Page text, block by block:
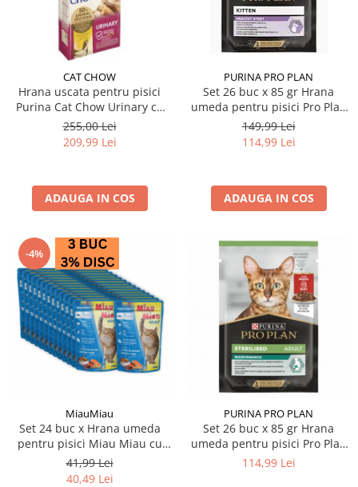
CAT CHOW
Hrana uscata pentru pisici
Purina Cat Chow Urinary cu
pui 15 kg
255,00 Lei
209,99 Lei
ADAUGA IN COS
PURINA PRO PLAN
Set 26 buc x 85 gr Hrana
umeda pentru pisici Pro Plan
Kitten cu curcan
149,99 Lei
114,99 Lei
ADAUGA IN COS
-4%
MiauMiau
Set 24 buc x Hrana umeda
pentru pisici Miau Miau cu
somon in sos 100 gr
41,99 Lei
40,49 Lei
PURINA PRO PLAN
Set 26 buc x 85 gr Hrana
umeda pentru pisici Pro Plan
Nutrisavour Sterilised cu vita
114,99 Lei